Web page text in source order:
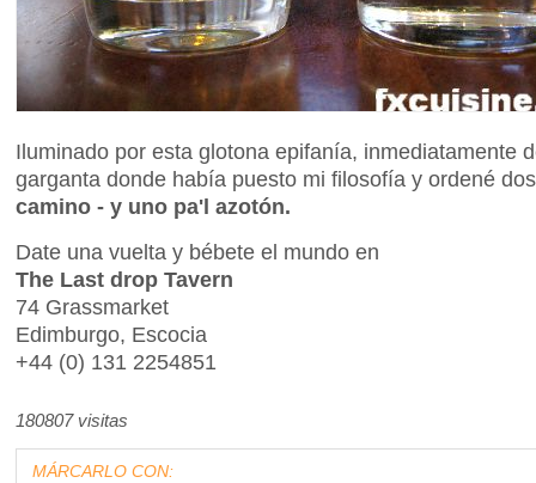
Iluminado por esta glotona epifanía, inmediatamente
garganta donde había puesto mi filosofía y ordené
camino - y uno pa'l azotón.
Date una vuelta y bébete el mundo en
The Last drop Tavern
74 Grassmarket
Edimburgo, Escocia
+44 (0) 131 2254851
180807 visitas
MÁRCARLO CON: